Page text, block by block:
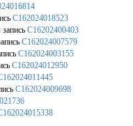
С162024018523
С16202400403
С162024007579
С162024003155
С162024012950
С162024009698